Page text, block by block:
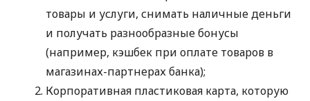
товары и услуги, снимать наличные деньги
и получать разнообразные бонусы
(например, кэшбек при оплате товаров в
магазинах-партнерах банка);
Корпоративная пластиковая карта, которую